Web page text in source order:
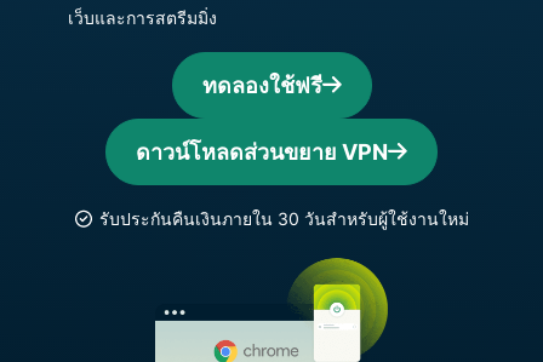
เว็บและการสตรีมมิ่ง
ทดลองใช้ฟรี
ดาวน์โหลดส่วนขยาย VPN
รับประกันคืนเงินภายใน 30 วันสำหรับผู้ใช้งานใหม่